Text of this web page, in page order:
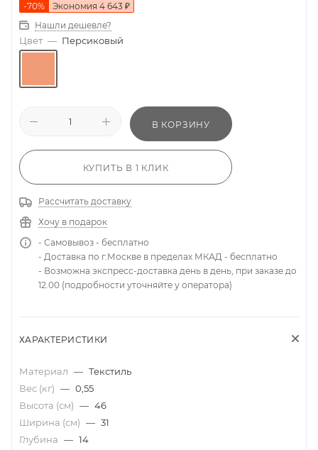
-70% Экономия 4 643 ₽
Нашли дешевле?
Цвет — Персиковый
В КОРЗИНУ
КУПИТЬ В 1 КЛИК
Рассчитать доставку
Хочу в подарок
- Самовывоз - бесплатно
- Доставка по г.Москве в пределах МКАД - бесплатно
- Возможна экспресс-доставка день в день, при заказе до
12.00 (подробности уточняйте у оператора)
ХАРАКТЕРИСТИКИ
Материал — Текстиль
Вес (кг) — 0,55
Высота (см) — 46
Ширина (см) — 31
Глубина — 14